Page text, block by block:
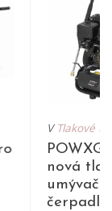
Tlakové
nová
umývačka
čerpadlom